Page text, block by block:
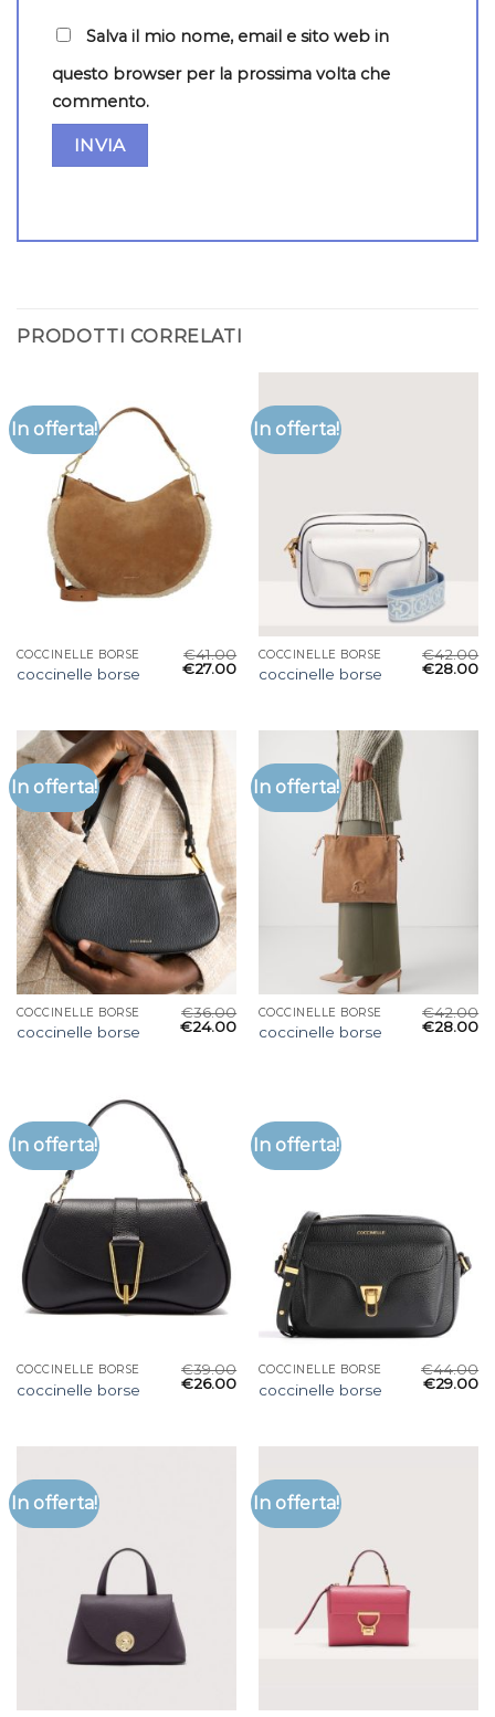
Salva il mio nome, email e sito web in
questo browser per la prossima volta che
commento.
PRODOTTI CORRELATI
In offerta!
COCCINELLE BORSE
coccinelle borse
€41.00
€27.00
In offerta!
COCCINELLE BORSE
coccinelle borse
€42.00
€28.00
In offerta!
COCCINELLE BORSE
coccinelle borse
€36.00
€24.00
In offerta!
COCCINELLE BORSE
coccinelle borse
€42.00
€28.00
In offerta!
COCCINELLE BORSE
coccinelle borse
€39.00
€26.00
In offerta!
COCCINELLE BORSE
coccinelle borse
€44.00
€29.00
In offerta! In offerta!